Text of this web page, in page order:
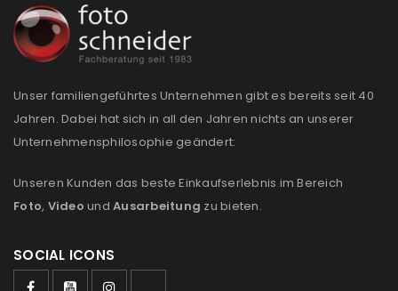
Unser familiengeführtes Unternehmen gibt es bereits seit 40
Jahren. Dabei hat sich in all den Jahren nichts an unserer
Unternehmensphilosophie geändert:
Unseren Kunden das beste Einkaufserlebnis im Bereich
Foto, Video und Ausarbeitung zu bieten.
SOCIAL ICONS